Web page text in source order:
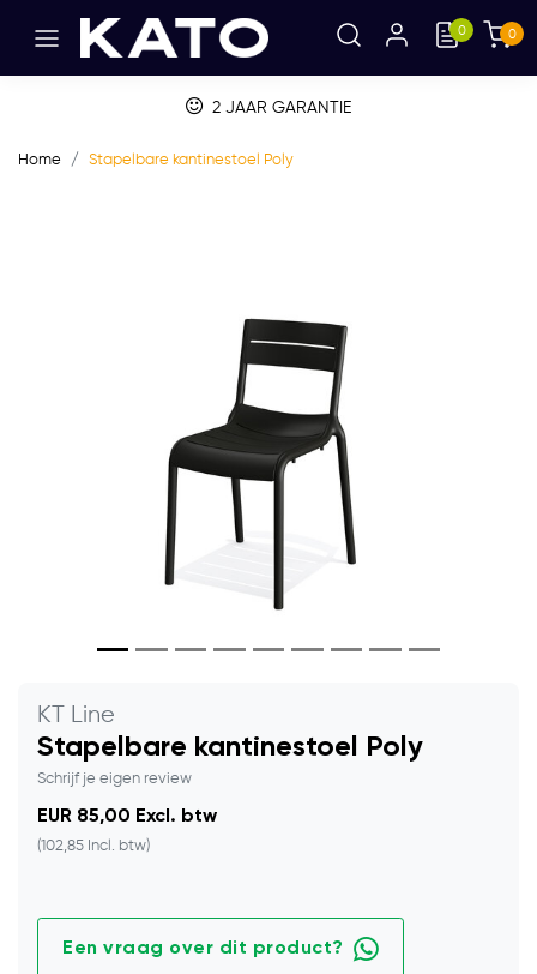
0 0
2 JAAR GARANTIE
Home Stapelbare kantinestoel Poly
KT Line
Stapelbare kantinestoel Poly
Schrijf je eigen review
EUR 85,00 Excl. btw
(102,85 Incl. btw)
Een vraag over dit product?